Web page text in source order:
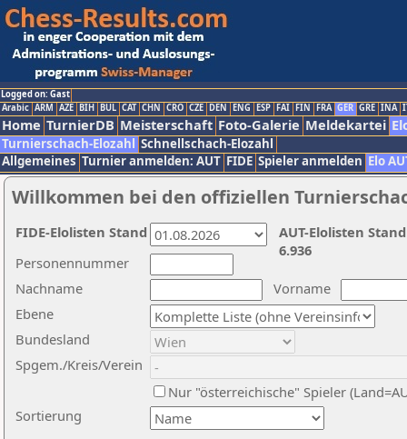
Logged on: Gast
Arabic ARM AZE BIH BUL CAT CHN CRO CZE DEN ENG ESP FAI FIN FRA GER GRE INA
Home TurnierDB Meisterschaft Foto-Galerie Meldekartei
Turnierschach-Elozahl Schnellschach-Elozahl
Allgemeines Turnier anmelden: AUT FIDE Spieler anmelden Elo
Willkommen bei den offiziellen
Nachname
Vorname
Ebene
Sortierung
Personennummer
Bundesland
Spgem./Kreis/Verein
Nur "österreichische" Spieler
AUT-Elolisten
6.936
FIDE-Elolisten Stand